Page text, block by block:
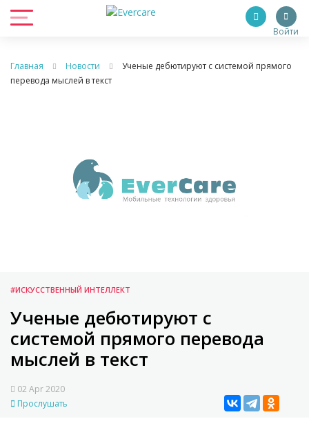
Войти
Главная Новости
Ученые дебютируют с системой прямого
перевода мыслей в текст
#ИСКУССТВЕННЫЙ ИНТЕЛЛЕКТ
Ученые дебютируют с
системой прямого перевода
мыслей в текст
02 Apr 2020
Прослушать